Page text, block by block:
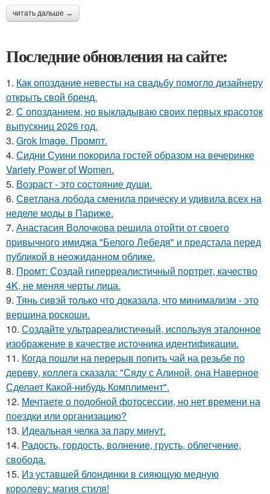
читать дальше →
Последние обновления на сайте:
1. Как опоздание невесты на свадьбу помогло дизайнеру
открыть свой бренд.
2. С опозданием, но выкладываю своих первых красоток
выпускниц 2026 год.
3. Grok Image. Промпт.
4. Сидни Суини покорила гостей образом на вечеринке
Variety Power of Women.
5. Возраст - это состояние души.
6. Светлана лобода сменила прическу и удивила всех на
неделе моды в Париже.
7. Анастасия Волочкова решила отойти от своего
привычного имиджа "Белого Лебедя" и предстала перед
публикой в неожиданном облике.
8. Промт: Создай гиперреалистичный портрет, качество
4K, не меняя черты лица.
9. Тянь сивэй только что доказала, что минимализм - это
вершина роскоши.
10. Создайте ультрареалистичный, используя эталонное
изображение в качестве источника идентификации.
11. Когда пошли на перерыв попить чай на резьбе по
дереву, коллега сказала: "Сяду с Алиной, она Наверное
Сделает Какой-нибудь Комплимент".
12. Мечтаете о подобной фотосессии, но нет времени на
поездки или организацию?
13. Идеальная челка за пару минут.
14. Радость, гордость, волнение, грусть, облегчение,
свобода.
15. Из уставшей блондинки в сияющую медную
королеву: магия стиля!